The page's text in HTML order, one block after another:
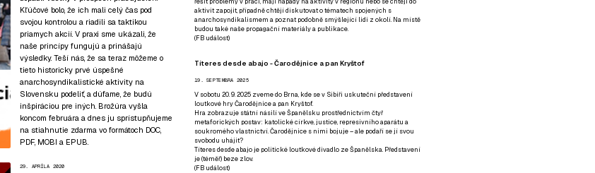
Kľúčové bolo, že ich mali celý čas pod
svojou kontrolou a riadili sa taktikou
priamych akcií. V praxi sme ukázali, že
naše princípy fungujú a prinášajú
výsledky. Teší nás, že sa teraz môžeme o
tieto historicky prvé úspešné
anarchosyndikalistické aktivity na
Slovensku podeliť, a dúfame, že budú
inšpiráciou pre iných. Brožúra vyšla
koncom februára a dnes ju sprístupňujeme
na stiahnutie zdarma vo formátoch DOC,
PDF, MOBI a EPUB.
29. APRÍLA 2020
aktivit zapojit, případně chtějí diskutovat o tématech spojených s
anarchosyndikalismem a poznat podobně smýšlející lidi z okolí. Na místě
budou také naše propagační materiály a publikace.
(FB událost)
Títeres desde abajo - Čarodějnice a pan Kryštof
19. SEPTEMBRA 2025
V sobotu 20. 9. 2025 zveme do Brna, kde se v Sibiři uskuteční představení
loutkové hry Čarodějnice a pan Kryštof.
Hra zobrazuje státní násilí ve Španělsku prostřednictvím čtyř
metaforických postav: katolické církve, justice, represivního aparátu a
soukromého vlastnictví. Čarodějnice s nimi bojuje – ale podaří se jí svou
svobodu uhájit?
Títeres desde abajo je politické loutkové divadlo ze Španělska. Představení
je (téměř) beze zlov.
(FB událost)